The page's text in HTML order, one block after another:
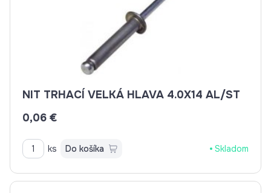
NIT TRHACÍ VELKÁ HLAVA 4.0X14 AL/ST
0,06 €
ks Do košíka Skladom